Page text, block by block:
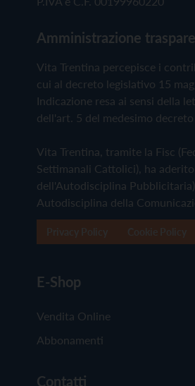
Amministrazione
Vita Trentina percepisce i
cui al decreto legislativo 15
Indicazione resa ai sensi della
dell'art. 5 del medesimo decreto
Vita Trentina, tramite la Fisc
Settimanali Cattolici), ha
dell'Autodisciplina
Autodisciplina della
E-Shop
Vendita Online
Abbonamenti
Contatti